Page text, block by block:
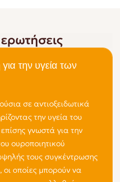
την υγεία των
σε αντιοξειδωτικά
την υγεία του
γνωστά για την
ουροποιητικού
τους συγκέντρωσης
οι οποίες μπορούν να